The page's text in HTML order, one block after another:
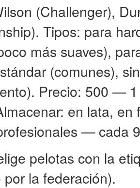
(Challenger),
Tipos: para
más suaves),
(comunes),
Precio: 500 —
en lata,
— cada
pelotas con la
la federación).